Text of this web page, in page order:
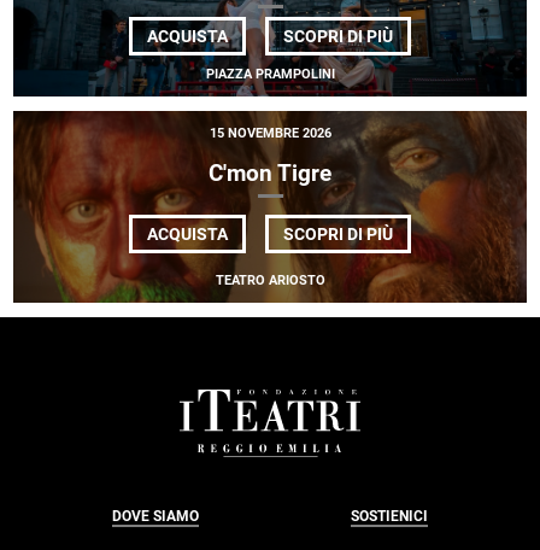
ACQUISTA SCOPRI DI PIÙDI
OMAR RAJEH
E MAQAMAT
DANCE
PEOPLE •<EM>THE
GATHERING
PROJECT</EM>
PIAZZA PRAMPOLINI
15 NOVEMBRE 2026
C'mon Tigre
ACQUISTA SCOPRI DI PIÙDI
C'MON
TIGRE
TEATRO ARIOSTO
DOVE SIAMO SOSTIENICI